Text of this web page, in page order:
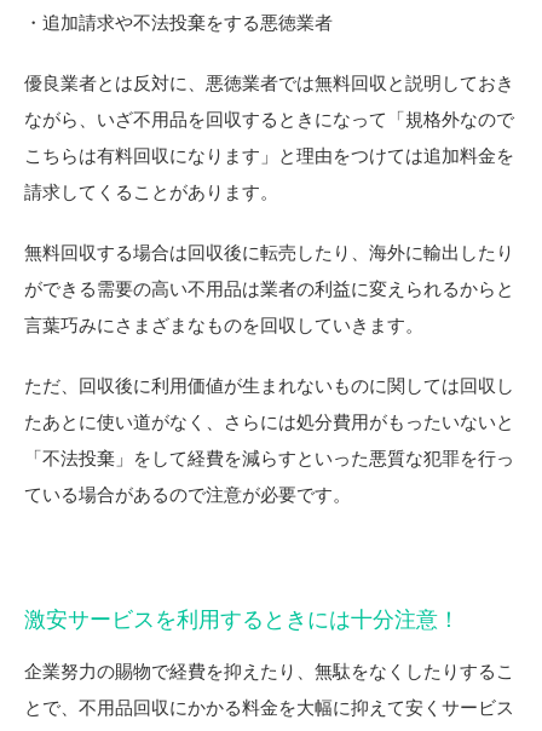
・追加請求や不法投棄をする悪徳業者
優良業者とは反対に、悪徳業者では無料回収と説明しておき
ながら、いざ不用品を回収するときになって「規格外なので
こちらは有料回収になります」と理由をつけては追加料金を
請求してくることがあります。
無料回収する場合は回収後に転売したり、海外に輸出したり
ができる需要の高い不用品は業者の利益に変えられるからと
言葉巧みにさまざまなものを回収していきます。
ただ、回収後に利用価値が生まれないものに関しては回収し
たあとに使い道がなく、さらには処分費用がもったいないと
「不法投棄」をして経費を減らすといった悪質な犯罪を行っ
ている場合があるので注意が必要です。
激安サービスを利用するときには十分注意！
企業努力の賜物で経費を抑えたり、無駄をなくしたりするこ
とで、不用品回収にかかる料金を大幅に抑えて安くサービス